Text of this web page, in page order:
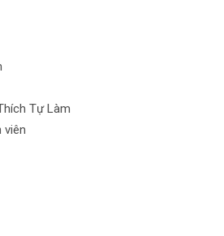
Tự Làm
viên